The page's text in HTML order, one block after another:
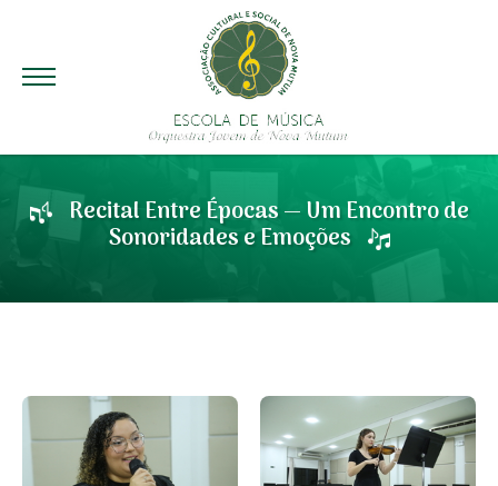
Recital Entre Épocas — Um Encontro de
Sonoridades e Emoções